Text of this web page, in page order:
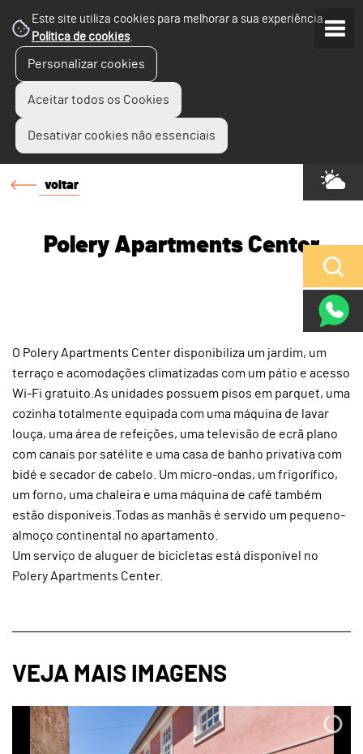
Este site utiliza cookies para melhorar a sua experiência.
Política de cookies.
Personalizar cookies
Aceitar todos os Cookies
Desativar cookies não essenciais
voltar
Polery Apartments Center
O Polery Apartments Center disponibiliza um jardim, um
terraço e acomodações climatizadas com um pátio e acesso
Wi-Fi gratuito.As unidades possuem pisos em parquet, uma
cozinha totalmente equipada com uma máquina de lavar
louça, uma área de refeições, uma televisão de ecrã plano
com canais por satélite e uma casa de banho privativa com
bidé e secador de cabelo. Um micro-ondas, um frigorífico,
um forno, uma chaleira e uma máquina de café também
estão disponíveis.Todas as manhãs é servido um pequeno-
almoço continental no apartamento.
Um serviço de aluguer de bicicletas está disponível no
Polery Apartments Center.